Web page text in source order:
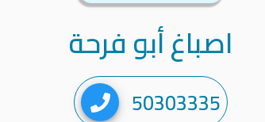
اصباغ أبو فرحة
50303335